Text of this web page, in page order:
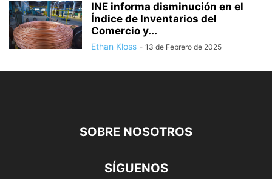
INE informa disminución en el
Índice de Inventarios del
Comercio y...
Ethan Kloss - 13 de Febrero de 2025
SOBRE NOSOTROS
SÍGUENOS